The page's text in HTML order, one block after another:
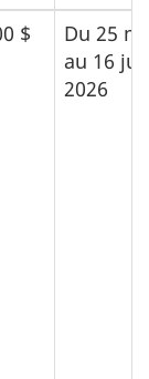
$
Du 25
au 16
2026